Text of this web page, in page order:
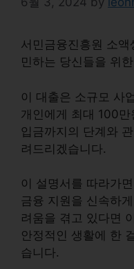
서민금융진흥원 소액
민하는 당신들을 위
이 대출은 소규모 사
개인에게 최대 100만
입금까지의 단계와 관
려드리겠습니다.
이 설명서를 따라가
금융 지원을 신속하
려움을 겪고 있다면
안정적인 생활에 한
습니다.